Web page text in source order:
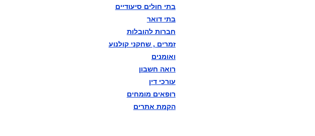
בתי חולים סיעודיים
בתי דואר
חברות להובלות
זמרים , שחקני קולנוע
ואומנים
רואה חשבון
עורכי דין
רופאים מומחים
הקמת אתרים